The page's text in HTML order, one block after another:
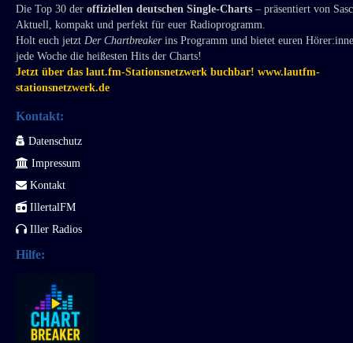
Die Top 30 der offiziellen deutschen Single-Charts – präsentiert von
Aktuell, kompakt und perfekt für euer Radioprogramm.
Holt euch jetzt Der Chartbreakerins Programm und bietet euren
jede Woche die heißesten Hits der Charts!
Jetzt über das laut.fm-Stationsnetzwerk buchbar! www.lautfm-
stationsnetzwerk.de
Kontakt:
Datenschutz
Impressum
Kontakt
IllertalFM
Iller Radios
Hilfe: